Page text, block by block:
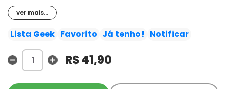
temperamental Mitsuba, sua nova companheira de
equipe!
ver mais...
Lista Geek Favorito Já tenho! Notificar
R$ 41,90